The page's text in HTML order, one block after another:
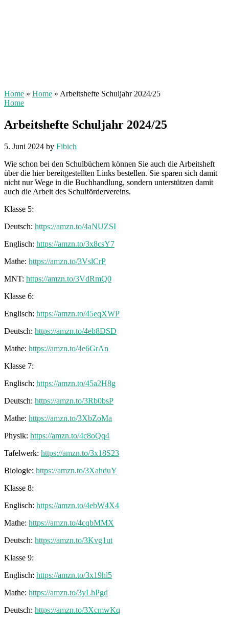
Home » Home » Arbeitshefte Schuljahr 2024/25
Home
Arbeitshefte Schuljahr 2024/25
5. Juni 2024 by Fibich
Wie schon bei den Schulbüchern können Sie auch die Arbeitsheft
über die hier bereitgestellten Links bestellen. Sie sparen sich damit
nicht nur Wege in die Buchhandlung, sondern unterstützen damit
auch die Arbeit des Schulfördervereins.
Klasse 5:
Deutsch: https://amzn.to/4aNUZSI
Englisch: https://amzn.to/3x8csY7
Mathe: https://amzn.to/3VslCrP
MNT: https://amzn.to/3VdRmQ0
Klasse 6:
Englisch: https://amzn.to/45eqXWP
Deutsch: https://amzn.to/4eb8DSD
Mathe: https://amzn.to/4e6GrAn
Klasse 7:
Englisch: https://amzn.to/45a2H8g
Deutsch: https://amzn.to/3Rb0bsP
Mathe: https://amzn.to/3XbZoMa
Physik: https://amzn.to/4c8oQq4
Tafelwerk: https://amzn.to/3x18S23
Biologie: https://amzn.to/3XahduY
Klasse 8:
Englisch: https://amzn.to/4ebW4X4
Mathe: https://amzn.to/4cqbMMX
Deutsch: https://amzn.to/3Kvg1ut
Klasse 9:
Englisch: https://amzn.to/3x19hl5
Mathe: https://amzn.to/3yLhPgd
Deutsch: https://amzn.to/3XcmwKq